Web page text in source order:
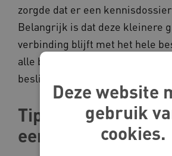
zorgde dat er een
Belangrijk is dat deze kleinere
verbinding blijft met het hele
alle bestuurders betrokken en
beslissingen breed gedragen.
Tip 2: Creëer
een thema
Deze website
gebruik
cookies.